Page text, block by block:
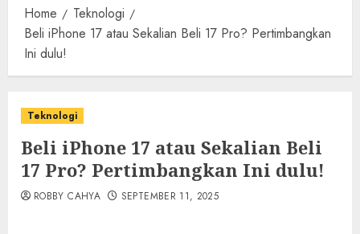
Home
Teknologi
Beli iPhone 17 atau Sekalian Beli 17 Pro? Pertimbangkan
Ini dulu!
Teknologi
Beli iPhone 17 atau Sekalian Beli
17 Pro? Pertimbangkan Ini dulu!
ROBBY CAHYA SEPTEMBER 11, 2025